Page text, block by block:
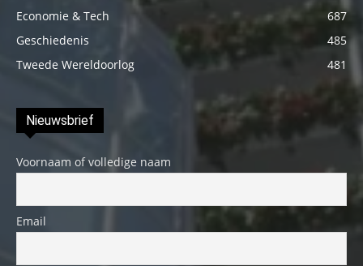
Economie & Tech
687
Geschiedenis
485
Tweede Wereldoorlog
481
Nieuwsbrief
Voornaam of volledige naam
Email